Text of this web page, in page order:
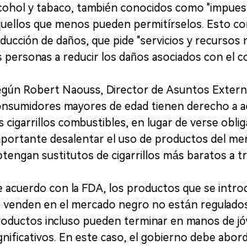
y tabaco, también conocidos como
que menos pueden permitírselos. Esto
de daños, que pide "servicios y
personas a reducir los daños asociados con el
Robert Naouss, Director de Asuntos
mayores de edad tienen derecho a
cigarrillos combustibles, en lugar de verse
desalentar el uso de productos del
sustitutos de cigarrillos más baratos a
acuerdo con la FDA, los productos que se
venden en el mercado negro no están
incluso pueden terminar en manos de
En este caso, el gobierno debe